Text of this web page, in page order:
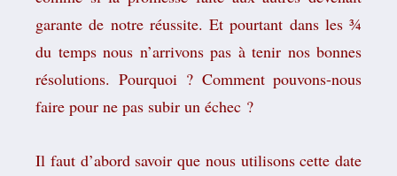
garante de notre réussite. Et pourtant dans les ¾
du temps nous n’arrivons pas à tenir nos bonnes
résolutions. Pourquoi ? Comment pouvons-nous
faire pour ne pas subir un échec ?
Il faut d’abord savoir que nous utilisons cette date